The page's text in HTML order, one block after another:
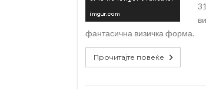
фантасична визичка форма.
Прочитајте повеќе